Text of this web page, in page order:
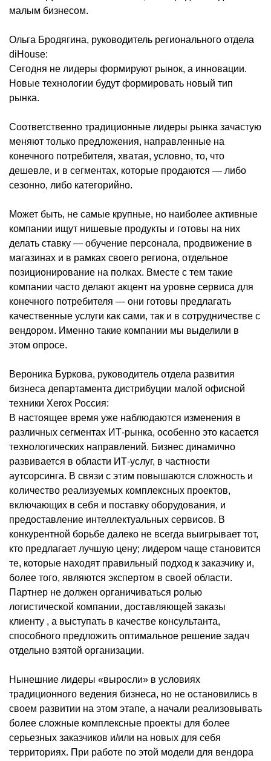
малым бизнесом.
Ольга Бродягина, руководитель регионального отдела
diHouse:
Сегодня не лидеры формируют рынок, а инновации.
Новые технологии будут формировать новый тип
рынка.
Соответственно традиционные лидеры рынка зачастую
меняют только предложения, направленные на
конечного потребителя, хватая, условно, то, что
дешевле, и в сегментах, которые продаются — либо
сезонно, либо категорийно.
Может быть, не самые крупные, но наиболее активные
компании ищут нишевые продукты и готовы на них
делать ставку — обучение персонала, продвижение в
магазинах и в рамках своего региона, отдельное
позиционирование на полках. Вместе с тем такие
компании часто делают акцент на уровне сервиса для
конечного потребителя — они готовы предлагать
качественные услуги как сами, так и в сотрудничестве с
вендором. Именно такие компании мы выделили в
этом опросе.
Вероника Буркова, руководитель отдела развития
бизнеса департамента дистрибуции малой офисной
техники Xerox Россия:
В настоящее время уже наблюдаются изменения в
различных сегментах ИТ-рынка, особенно это касается
технологических направлений. Бизнес динамично
развивается в области ИТ-услуг, в частности
аутсорсинга. В связи с этим повышаются сложность и
количество реализуемых комплексных проектов,
включающих в себя и поставку оборудования, и
предоставление интеллектуальных сервисов. В
конкурентной борьбе далеко не всегда выигрывает тот,
кто предлагает лучшую цену; лидером чаще становится
те, которые находят правильный подход к заказчику и,
более того, являются экспертом в своей области.
Партнер не должен органичиваться ролью
логистической компании, доставляющей заказы
клиенту , а выступать в качестве консультанта,
способного предложить оптимальное решение задач
отдельно взятой организации.
Нынешние лидеры «выросли» в условиях
традиционного ведения бизнеса, но не остановились в
своем развитии на этом этапе, а начали реализовывать
более сложные комплексные проекты для более
серьезных заказчиков и/или на новых для себя
территориях. При работе по этой модели для вендора